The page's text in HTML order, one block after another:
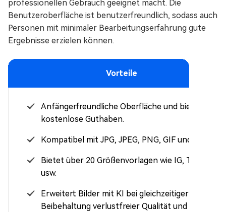
professionellen Gebrauch geeignet macht. Die
Benutzeroberfläche ist benutzerfreundlich, sodass auch
Personen mit minimaler Bearbeitungserfahrung gute
Ergebnisse erzielen können.
Vorteile
Anfängerfreundliche Oberfläche und bietet 5
kostenlose Guthaben.
Kompatibel mit JPG, JPEG, PNG, GIF und TIFF.
Bietet über 20 Größenvorlagen wie IG, TikTok
usw.
Erweitert Bilder mit KI bei gleichzeitiger
Beibehaltung verlustfreier Qualität und